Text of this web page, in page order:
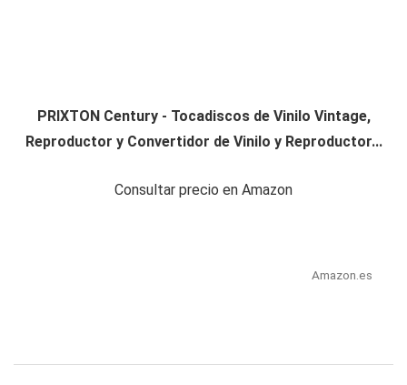
PRIXTON Century - Tocadiscos de Vinilo Vintage,
Reproductor y Convertidor de Vinilo y Reproductor...
Consultar precio en Amazon
Amazon.es